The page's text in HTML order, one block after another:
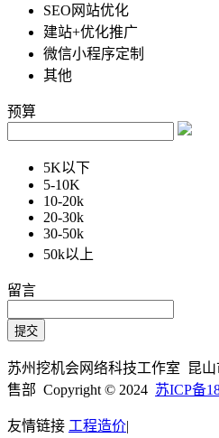
SEO网站优化
建站+优化推广
微信小程序定制
其他
预算
5K以下
5-10K
10-20k
20-30k
30-50k
50k以上
留言
苏州挖机会网络科技工作室 昆
售部 Copyright © 2024 苏ICP备
友情链接 工程造价|